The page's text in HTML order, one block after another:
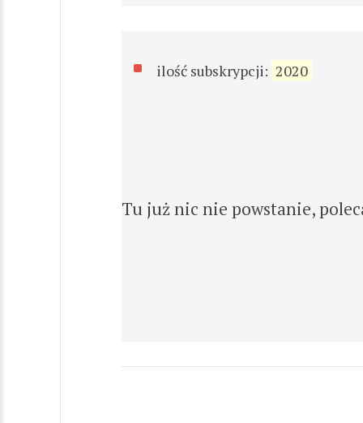
ilość subskrypcji: 2020
Tu już nic nie powstanie,